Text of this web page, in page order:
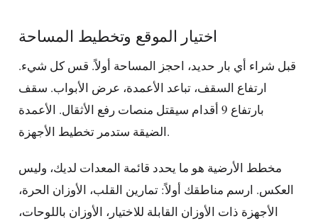
اختيار الموقع وتخطيط المساحة
قبل شراء أي بار حديد، احجز المساحة أولاً. قس كل شيء.
ارتفاع السقف، تباعد الأعمدة، عرض الأبواب. سقف
بارتفاع 9 أقدام سيقتل منصات رفع الأثقال. الأعمدة
الضيقة ستدمر تخطيط الأجهزة.
مخطط الأرضية هو ما يحدد قائمة المعدات لديك، وليس
العكس. ارسم مناطقك أولاً: تمارين القلب، الأوزان الحرة،
الأجهزة ذات الأوزان القابلة للاختيار، الأوزان باللوحات،